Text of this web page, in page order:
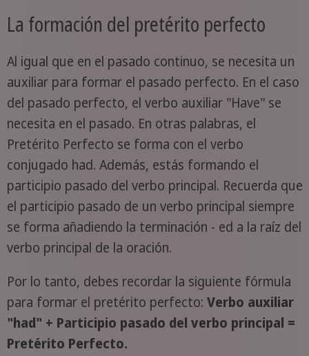
La formación del pretérito perfecto
Al igual que en el pasado continuo, se necesita un
auxiliar para formar el pasado perfecto. En el caso
del pasado perfecto, el verbo auxiliar "Have" se
necesita en el pasado. En otras palabras, el
Pretérito Perfecto se forma con el verbo
conjugado had. Además, estás formando el
participio pasado del verbo principal. Recuerda que
el participio pasado de un verbo principal siempre
se forma añadiendo la terminación - ed a la raíz del
verbo principal de la oración.
Por lo tanto, debes recordar la siguiente fórmula
para formar el pretérito perfecto: Verbo auxiliar
"had" + Participio pasado del verbo principal =
Pretérito Perfecto.